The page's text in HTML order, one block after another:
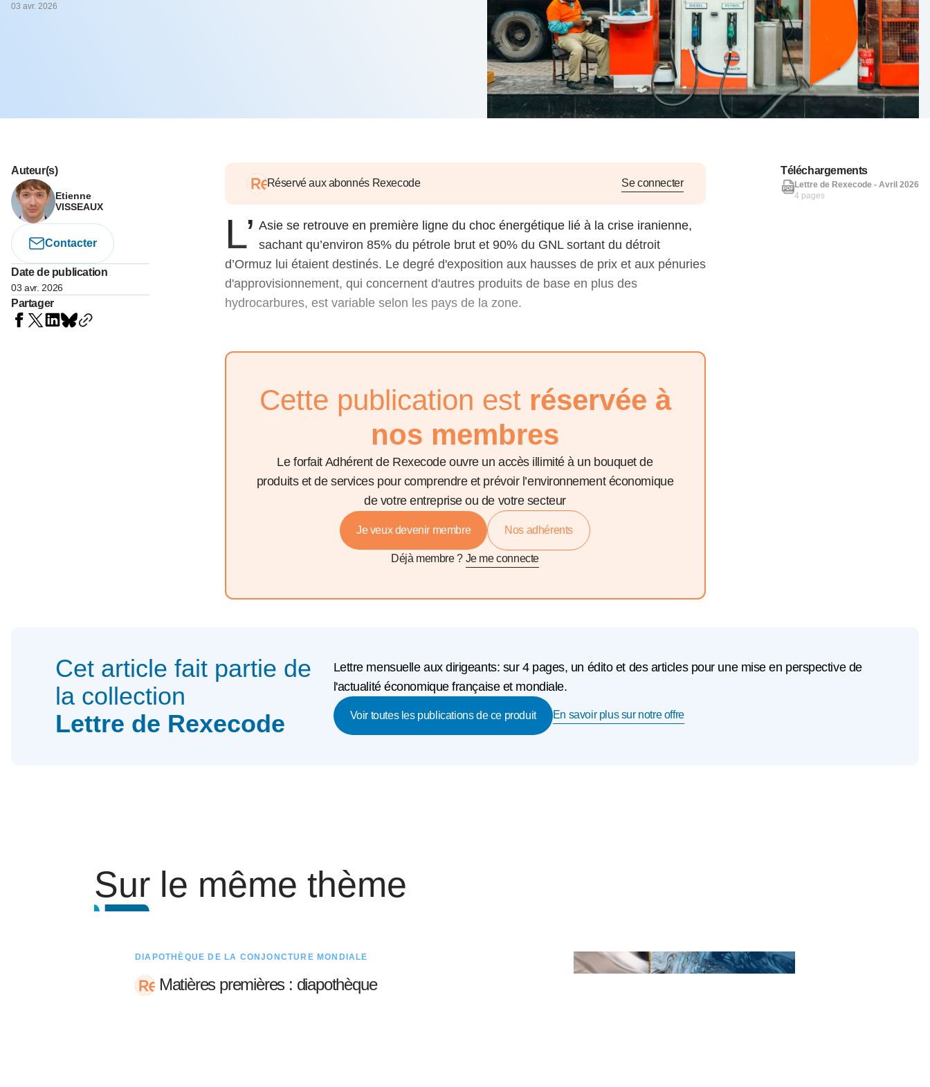
Voir tous les pays Voir tous les produits
Voir tous les économistes
l’Okavango
Voir toute la presse
d'Olivier Redoulès au Sénat pour
Rexecode
10 juil. 2025
Mieux concilier décarbonation et
croissance économique dans la
stratégie climat
20 déc. 2024
Voir toutes les instances
03 avr. 2026
Auteur(s)
Etienne
VISSEAUX
Contacter
Date de publication
03 avr. 2026
Partager
Réservé aux abonnés Rexecode Se connecter
L’ Asie se retrouve en première ligne du choc énergétique lié à la crise iranienne,
sachant qu’environ 85% du pétrole brut et 90% du GNL sortant du détroit
d’Ormuz lui étaient destinés. Le degré d'exposition aux hausses de prix et aux pénuries
d'approvisionnement, qui concernent d'autres produits de base en plus des
hydrocarbures, est variable selon les pays de la zone.
Cette publication est réservée à
nos membres
Le forfait Adhérent de Rexecode ouvre un accès illimité à un bouquet de
produits et de services pour comprendre et prévoir l’environnement économique
de votre entreprise ou de votre secteur
Je veux devenir membre Nos adhérents
Déjà membre ? Je me connecte
Téléchargements
Lettre de Rexecode - Avril 2026
4 pages
Cet article fait partie de
la collection
Lettre de Rexecode
Lettre mensuelle aux dirigeants: sur 4 pages, un édito et des articles pour une mise en perspective de
l'actualité économique française et mondiale.
Voir toutes les publications de ce produit En savoir plus sur notre offre
Sur le même thème
DIAPOTHÈQUE DE LA CONJONCTURE MONDIALE
Matières premières : diapothèque